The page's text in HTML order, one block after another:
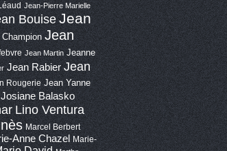
Jean-Pierre Marielle
BouiseJean
Jean
Jean Martin Jeanne
Jean Rabier Jean
Rougerie Jean Yanne
Josiane Balasko
Lino Ventura
Marcel Berbert
Anne Chazel
Marie-